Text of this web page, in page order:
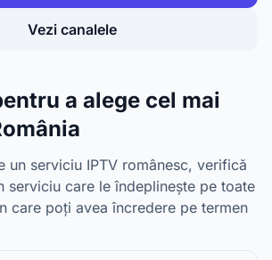
Vezi canalele
a alege cel mai
un serviciu IPTV românesc, verifică
serviciu care le îndeplinește pe toate
care poți avea încredere pe termen